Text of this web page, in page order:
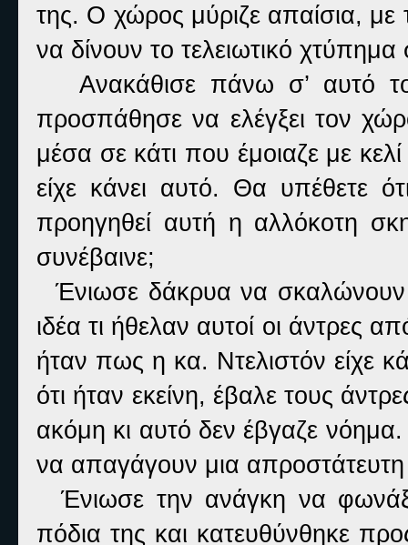
της. Ο χώρος μύριζε απαίσια, με
να δίνουν το τελειωτικό
Ανακάθισε πάνω σ’ αυτό το
προσπάθησε να ελέγξει τον
μέσα σε κάτι που έμοιαζε με
είχε κάνει αυτό. Θα υπέθετε
προηγηθεί αυτή η αλλόκοτη
συνέβαινε;
Ένιωσε δάκρυα να σκαλώνουν
ιδέα τι ήθελαν αυτοί οι άντρες
ήταν πως η κα. Ντελιστόν είχε
ότι ήταν εκείνη, έβαλε τους
ακόμη κι αυτό δεν έβγαζε νόημα.
να απαγάγουν μια απροστάτευτη
Ένιωσε την ανάγκη να
πόδια της και κατευθύνθηκε